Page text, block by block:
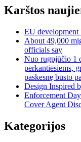
Karštos
EU development
About 49,000
officials say
Nuo rugpjūčio 1
perkantiesiems,
paskesnę būsto
Design Inspired
Enforcement
Cover Agent
Kategorijos